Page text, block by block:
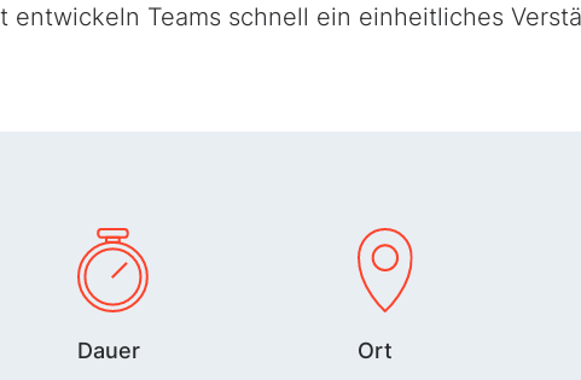
entwickeln Teams schnell ein einheitliches
Dauer
Ort